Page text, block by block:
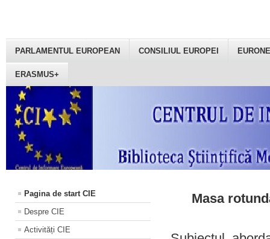
PARLAMENTUL EUROPEAN CONSILIUL EUROPEI
ERASMUS+
Pagina de start CIE
Despre CIE
Activități CIE
Masa